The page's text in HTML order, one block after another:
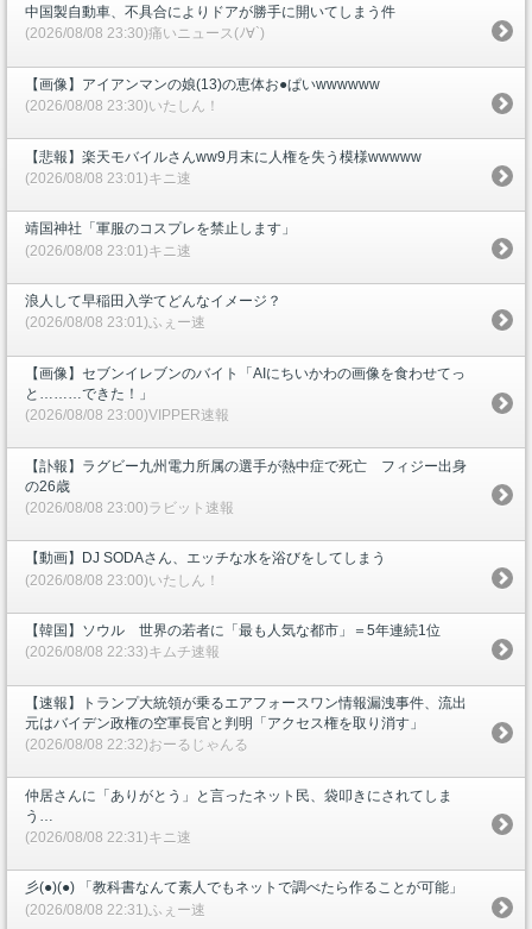
中国製自動車、不具合によりドアが勝手に開いてしまう件
(2026/08/08 23:30)痛いニュース(ﾉ∀`)
【画像】アイアンマンの娘(13)の恵体お●ぱいwwwwww
(2026/08/08 23:30)いたしん！
【悲報】楽天モバイルさんww9月末に人権を失う模様wwwww
(2026/08/08 23:01)キニ速
靖国神社「軍服のコスプレを禁止します」
(2026/08/08 23:01)キニ速
浪人して早稲田入学てどんなイメージ？
(2026/08/08 23:01)ふぇー速
【画像】セブンイレブンのバイト「AIにちいかわの画像を食わせてっ
と………できた！」
(2026/08/08 23:00)VIPPER速報
【訃報】ラグビー九州電力所属の選手が熱中症で死亡 フィジー出身
の26歳
(2026/08/08 23:00)ラビット速報
【動画】DJ SODAさん、エッチな水を浴びをしてしまう
(2026/08/08 23:00)いたしん！
【韓国】ソウル 世界の若者に「最も人気な都市」＝5年連続1位
(2026/08/08 22:33)キムチ速報
【速報】トランプ大統領が乗るエアフォースワン情報漏洩事件、流出
元はバイデン政権の空軍長官と判明「アクセス権を取り消す」
(2026/08/08 22:32)おーるじゃんる
仲居さんに「ありがとう」と言ったネット民、袋叩きにされてしま
う…
(2026/08/08 22:31)キニ速
彡(●)(●) 「教科書なんて素人でもネットで調べたら作ることが可能」
(2026/08/08 22:31)ふぇー速